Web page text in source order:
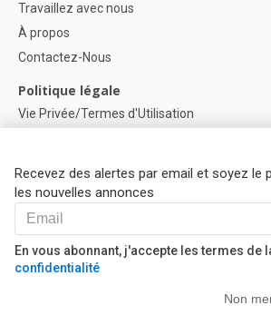
Recevez des alertes par email et soyez le
les nouvelles annonces
En vous abonnant, j'accepte les termes de
confidentialité
Non
Filtres
Travaillez avec nous
À propos
Contactez-Nous
Politique légale
Vie Privée/Termes d'Utilisation
Paramètres des cookies
Aide
FAQ
Nos Partenaires